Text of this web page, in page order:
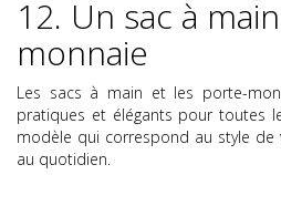
12. Un sac à
monnaie
Les sacs à main et les porte-
pratiques et élégants pour toutes
modèle qui correspond au style
au quotidien.